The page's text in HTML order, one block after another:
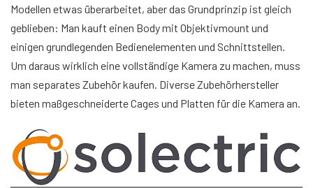
Modellen etwas überarbeitet, aber das Grundprinzip ist gleich
geblieben: Man kauft einen Body mit Objektivmount und
einigen grundlegenden Bedienelementen und Schnittstellen.
Um daraus wirklich eine vollständige Kamera zu machen, muss
man separates Zubehör kaufen. Diverse Zubehörhersteller
bieten maßgeschneiderte Cages und Platten für die Kamera an.